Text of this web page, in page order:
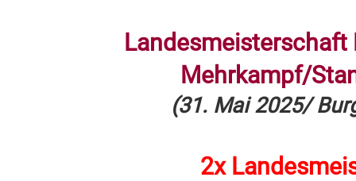
Mehrkampf/
(31. Mai 2025/
2x